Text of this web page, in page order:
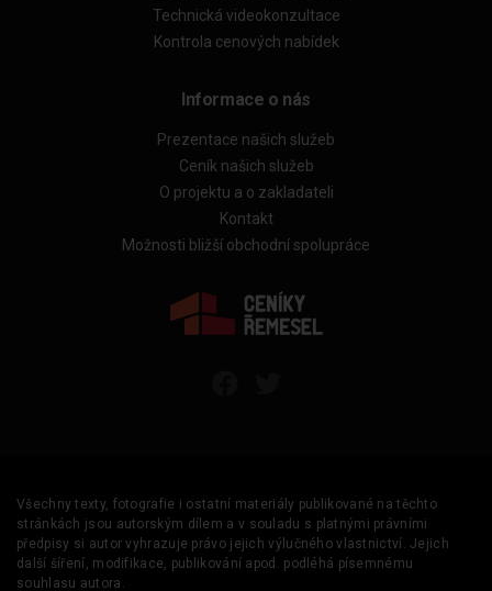
Technická videokonzultace
Kontrola cenových nabídek
Informace o nás
Prezentace našich služeb
Ceník našich služeb
O projektu a o zakladateli
Kontakt
Možnosti bližší obchodní spolupráce
Všechny texty, fotografie i ostatní materiály publikované na těchto
stránkách jsou autorským dílem a v souladu s platnými právními
předpisy si autor vyhrazuje právo jejich výlučného vlastnictví. Jejich
další šíření, modifikace, publikování apod. podléhá písemnému
souhlasu autora.